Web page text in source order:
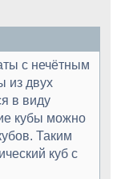
с нечётным
из двух
в виду
кубы можно
Таким
куб с